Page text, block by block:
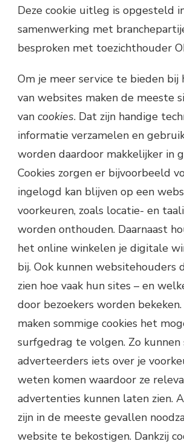
Deze cookie uitleg is opgesteld
samenwerking met
besproken met toezichthouder
Om je meer service te bieden bij
van websites maken de meeste
van cookies. Dat zijn handige
informatie verzamelen en
worden daardoor makkelijker in
Cookies zorgen er bijvoorbeeld
ingelogd kan blijven op een
voorkeuren, zoals locatie- en
worden onthouden. Daarnaast
het online winkelen je digitale
bij. Ook kunnen websitehouders
zien hoe vaak hun sites – en
door bezoekers worden
maken sommige cookies het
surfgedrag te volgen. Zo kunnen
adverteerders iets over je
weten komen waardoor ze
advertenties kunnen laten zien.
zijn in de meeste gevallen
website te bekostigen. Dankzij